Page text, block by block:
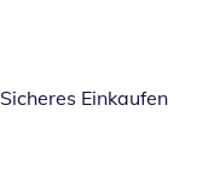
Sicheres Einkaufen